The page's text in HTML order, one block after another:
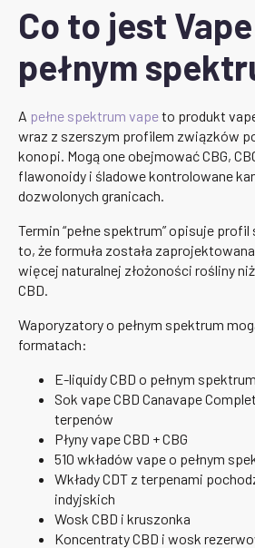
Co to jest
pełnym
A pełne spektrum vapeto produkt
wraz z szerszym profilem związków
konopi. Mogą one obejmować CBG,
flawonoidy i śladowe kontrolowane
dozwolonych granicach.
Termin “pełne spektrum” opisuje profil
to, że formuła została
więcej naturalnej złożoności rośliny
CBD.
Waporyzatory o pełnym spektrum
formatach:
E-liquidy CBD o pełnym
Sok vape CBD Canavape
terpenów
Płyny vape CBD + CBG
510 wkładów vape o pełnym
Wkłady CDT z terpenami
indyjskich
Wosk CBD i kruszonka
Koncentraty CBD i wosk